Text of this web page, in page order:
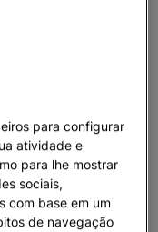
para configurar
atividade e
para lhe mostrar
sociais,
com base em um
de navegação